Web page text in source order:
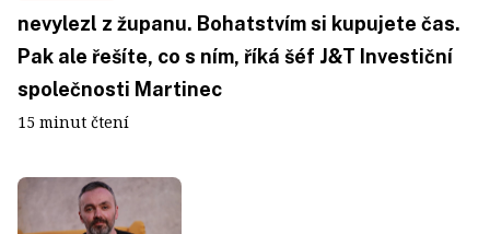
nevylezl z županu. Bohatstvím si kupujete čas.
Pak ale řešíte, co s ním, říká šéf J&T Investiční
společnosti Martinec
15 minut čtení